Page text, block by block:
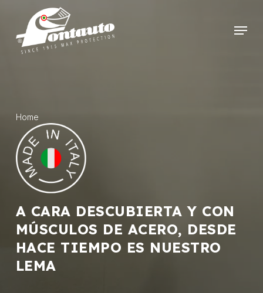
content
Menu
Home
A CARA DESCUBIERTA Y CON
MÚSCULOS DE ACERO, DESDE
HACE TIEMPO ES NUESTRO
LEMA